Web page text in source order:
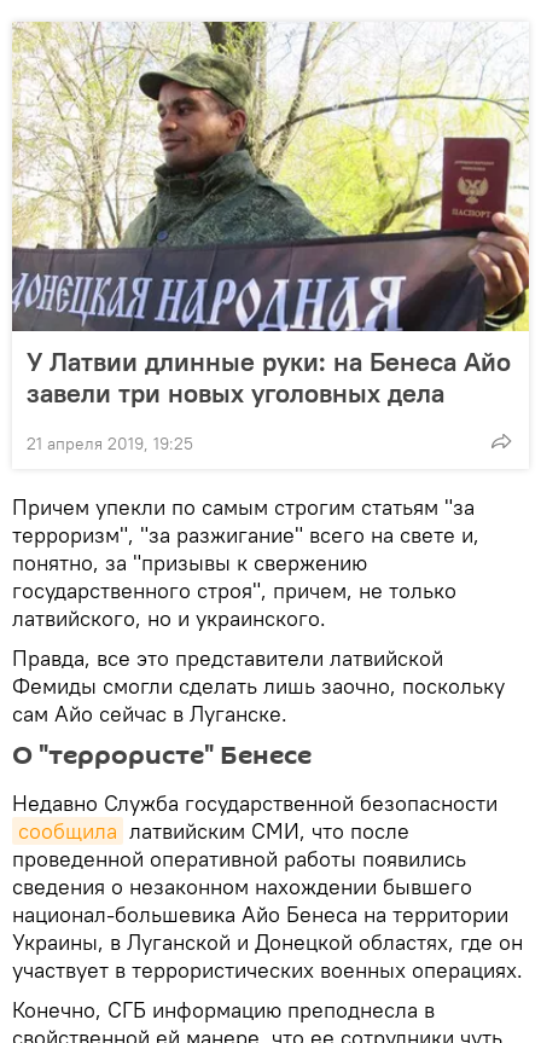
У Латвии длинные руки: на Бенеса Айо
завели три новых уголовных дела
21 апреля 2019, 19:25
Причем упекли по самым строгим статьям "за
терроризм", "за разжигание" всего на свете и,
понятно, за "призывы к свержению
государственного строя", причем, не только
латвийского, но и украинского.
Правда, все это представители латвийской
Фемиды смогли сделать лишь заочно, поскольку
сам Айо сейчас в Луганске.
О "террористе" Бенесе
Недавно Служба государственной безопасности
сообщила латвийским СМИ, что после
проведенной оперативной работы появились
сведения о незаконном нахождении бывшего
национал-большевика Айо Бенеса на территории
Украины, в Луганской и Донецкой областях, где он
участвует в террористических военных операциях.
Конечно, СГБ информацию преподнесла в